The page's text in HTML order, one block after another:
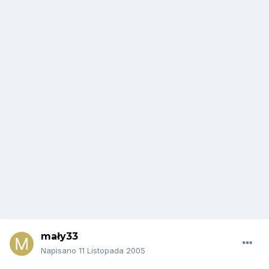
mały33
Napisano 11 Listopada 2005